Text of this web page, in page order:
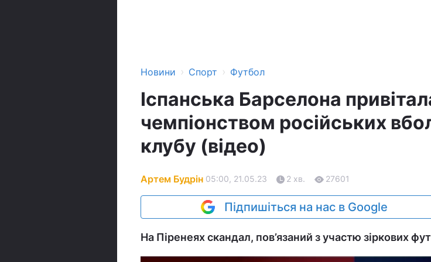
Новини › Спорт › Футбол
Іспанська Барселона
чемпіонством російських
клубу (відео)
Артем Будрін 05:00, 21.05.23 2 хв. 27601
Підпишіться на нас в Google
На Піренеях скандал, пов’язаний з участю зіркових